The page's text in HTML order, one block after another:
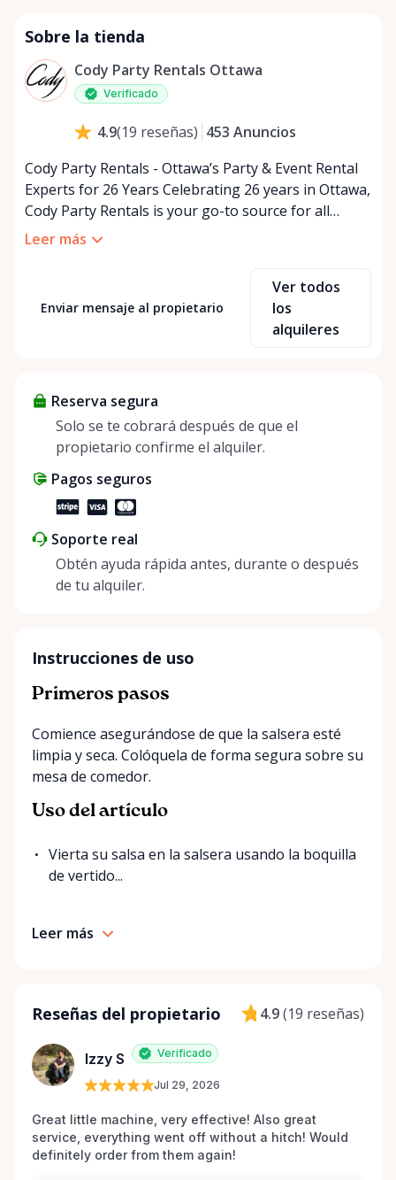
Sobre la tienda
Cody Party Rentals Ottawa
Verificado
4.9(19 reseñas) 453 Anuncios
Cody Party Rentals - Ottawa’s Party & Event Rental
Experts for 26 Years Celebrating 26 years in Ottawa,
Cody Party Rentals is your go-to source for all
things party and event rentals. We’re proud to be a
At Cody Party Rentals, we believe in the power of
sharing—giving others the chance to rent out their
items and experience the benefits of renting. It’s
positive impact on the environment. By choosing to
share instead of buy, we’re all doing our part to
make things easier on Mother Nature.
Leer más
Enviar mensaje al propietario
Ver todos
los
alquileres
Reserva segura
Solo se te cobrará después de que el
propietario confirme el alquiler.
Pagos seguros
Soporte real
Obtén ayuda rápida antes, durante o después
de tu alquiler.
Instrucciones de uso
Primeros pasos
Comience asegurándose de que la salsera esté
limpia y seca. Colóquela de forma segura sobre su
mesa de comedor.
Uso del artículo
Vierta su salsa en la salsera usando la boquilla
de vertido...
Leer más
Reseñas del propietario 4.9(19 reseñas)
Izzy S Verificado
Jul 29, 2026
Great little machine, very effective! Also great
service, everything went off without a hitch! Would
definitely order from them again!